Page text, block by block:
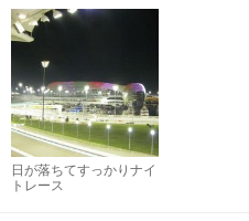
日が落ちてすっかりナイ
トレース